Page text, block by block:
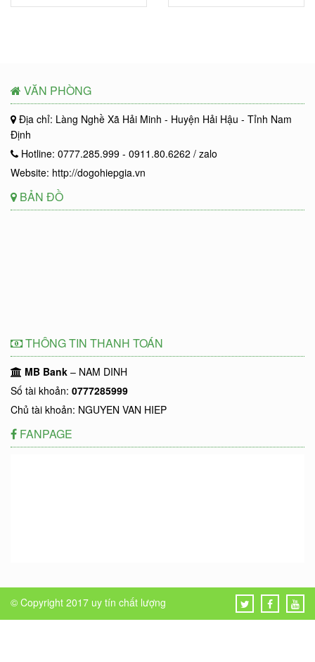
VĂN PHÒNG
Địa chỉ: Làng Nghề Xã Hải Minh - Huyện Hải Hậu - Tỉnh Nam
Định
Hotline: 0777.285.999 - 0911.80.6262 / zalo
Website: http://dogohiepgia.vn
BẢN ĐỒ
THÔNG TIN THANH TOÁN
MB Bank – NAM DINH
Số tài khoản: 0777285999
Chủ tài khoản: NGUYEN VAN HIEP
FANPAGE
© Copyright 2017 uy tín chất lượng